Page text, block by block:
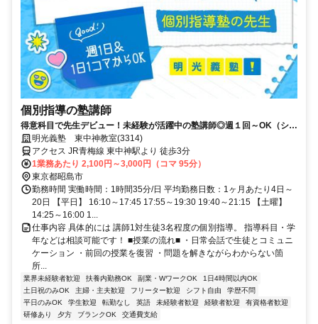
個別指導の塾講師
得意科目で先生デビュー！未経験が活躍中の塾講師◎週１回～OK（シフ
ト自由）
明光義塾 東中神教室(3314)
アクセス JR青梅線 東中神駅より 徒歩3分
1業務あたり 2,100円～3,000円（コマ 95分）
東京都昭島市
勤務時間 実働時間：1時間35分/日 平均勤務日数：1ヶ月あたり4日～
20日 【平日】 16:10～17:45 17:55～19:30 19:40～21:15 【土曜】
14:25～16:00 1...
仕事内容 具体的には 講師1対生徒3名程度の個別指導。 指導科目・学
年などは相談可能です！ ■授業の流れ■ ・日常会話で生徒とコミュニ
ケーション ・前回の授業を復習 ・問題を解きながらわからない箇
所...
業界未経験者歓迎 扶養内勤務OK 副業・WワークOK
1日4時間以内OK
土日祝のみOK
主婦・主夫歓迎 フリーター歓迎 シフト自由
学歴不問
平日のみOK
学生歓迎 転勤なし 英語 未経験者歓迎 経験者歓迎
有資格者歓迎
研修あり
夕方 ブランクOK 交通費支給